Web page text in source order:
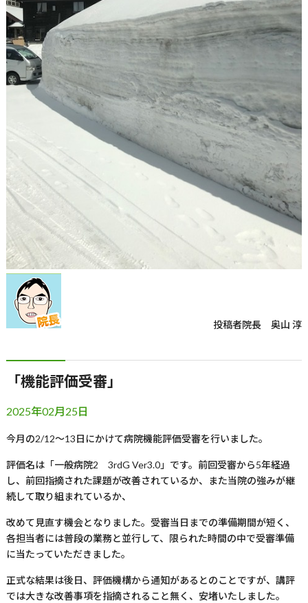
投稿者院長 奥山 淳
「機能評価受審」
2025年02月25日
今月の2/12～13日にかけて病院機能評価受審を行いました。
評価名は「一般病院2 3rdG Ver3.0」です。前回受審から5年経過
し、前回指摘された課題が改善されているか、また当院の強みが継
続して取り組まれているか、
改めて見直す機会となりました。受審当日までの準備期間が短く、
各担当者には普段の業務と並行して、限られた時間の中で受審準備
に当たっていただきました。
正式な結果は後日、評価機構から通知があるとのことですが、講評
では大きな改善事項を指摘されること無く、安堵いたしました。